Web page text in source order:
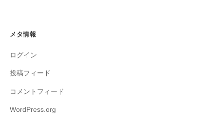
メタ情報
ログイン
投稿フィード
コメントフィード
WordPress.org